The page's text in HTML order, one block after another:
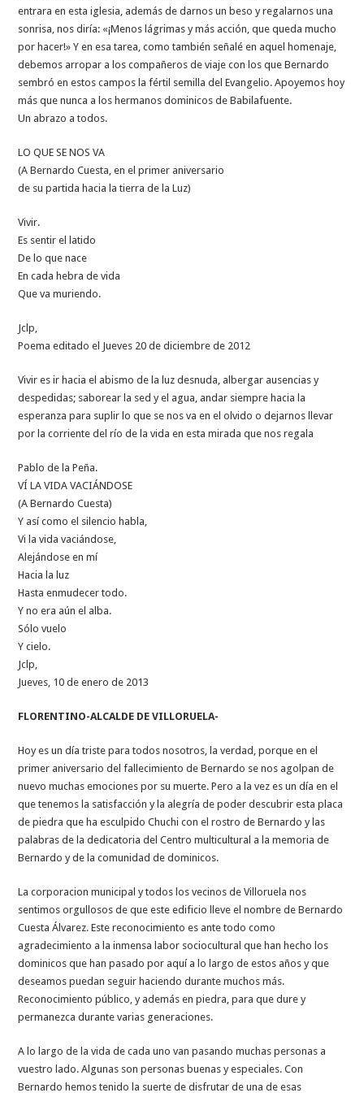
entrara en esta iglesia, además de darnos un beso y regalarnos una
sonrisa, nos diría: «¡Menos lágrimas y más acción, que queda mucho
por hacer!» Y en esa tarea, como también señalé en aquel homenaje,
debemos arropar a los compañeros de viaje con los que Bernardo
sembró en estos campos la fértil semilla del Evangelio. Apoyemos hoy
más que nunca a los hermanos dominicos de Babilafuente.
Un abrazo a todos.
LO QUE SE NOS VA
(A Bernardo Cuesta, en el primer aniversario
de su partida hacia la tierra de la Luz)
Vivir.
Es sentir el latido
De lo que nace
En cada hebra de vida
Que va muriendo.
Jclp,
Poema editado el Jueves 20 de diciembre de 2012
Vivir es ir hacia el abismo de la luz desnuda, albergar ausencias y
despedidas; saborear la sed y el agua, andar siempre hacia la
esperanza para suplir lo que se nos va en el olvido o dejarnos llevar
por la corriente del río de la vida en esta mirada que nos regala
Pablo de la Peña.
VÍ LA VIDA VACIÁNDOSE
(A Bernardo Cuesta)
Y así como el silencio habla,
Vi la vida vaciándose,
Alejándose en mí
Hacia la luz
Hasta enmudecer todo.
Y no era aún el alba.
Sólo vuelo
Y cielo.
Jclp,
Jueves, 10 de enero de 2013
FLORENTINO-ALCALDE DE VILLORUELA-
Hoy es un día triste para todos nosotros, la verdad, porque en el
primer aniversario del fallecimiento de Bernardo se nos agolpan de
nuevo muchas emociones por su muerte. Pero a la vez es un día en el
que tenemos la satisfacción y la alegría de poder descubrir esta placa
de piedra que ha esculpido Chuchi con el rostro de Bernardo y las
palabras de la dedicatoria del Centro multicultural a la memoria de
Bernardo y de la comunidad de dominicos.
La corporacion municipal y todos los vecinos de Villoruela nos
sentimos orgullosos de que este edificio lleve el nombre de Bernardo
Cuesta Álvarez. Este reconocimiento es ante todo como
agradecimiento a la inmensa labor sociocultural que han hecho los
dominicos que han pasado por aquí a lo largo de estos años y que
deseamos puedan seguir haciendo durante muchos más.
Reconocimiento público, y además en piedra, para que dure y
permanezca durante varias generaciones.
A lo largo de la vida de cada uno van pasando muchas personas a
vuestro lado. Algunas son personas buenas y especiales. Con
Bernardo hemos tenido la suerte de disfrutar de una de esas